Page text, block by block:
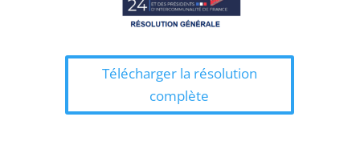
Télécharger la résolution
complète